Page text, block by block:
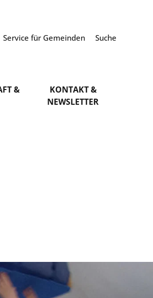
Service für Gemeinden Suche
&
KONTAKT &
NEWSLETTER